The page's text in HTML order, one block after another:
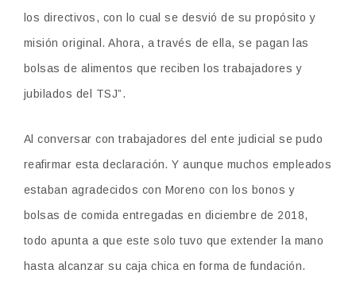
los directivos, con lo cual se desvió de su propósito y
misión original. Ahora, a través de ella, se pagan las
bolsas de alimentos que reciben los trabajadores y
jubilados del TSJ”.
Al conversar con trabajadores del ente judicial se pudo
reafirmar esta declaración. Y aunque muchos empleados
estaban agradecidos con Moreno con los bonos y
bolsas de comida entregadas en diciembre de 2018,
todo apunta a que este solo tuvo que extender la mano
hasta alcanzar su caja chica en forma de fundación.